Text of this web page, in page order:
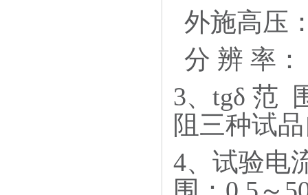
外施高压
分 辨 率
3、tgδ 范
阻三种试
4、试验电